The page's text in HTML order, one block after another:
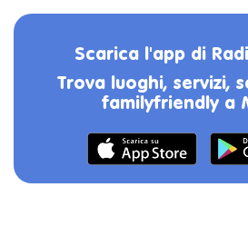
Scarica l'app di
Trova luoghi, servizi,
familyfriendly a